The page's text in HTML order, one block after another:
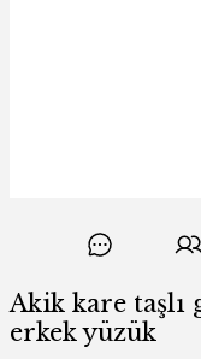
Akik kare taşlı
erkek yüzük